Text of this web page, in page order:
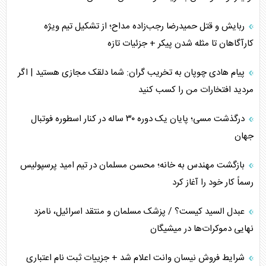
پشت‌پرده خشم ترامپ از رسانه‌های منتقد
چگونه مقاومت صحنه جنگ را تغییر می‌دهد؟
جنگ رمضان و معضل حضور نظامیان آمریکایی
تحلیل جامع پدیده تراستی‌ها
تأثیر جنگ ایران و آمریکا بر اقتصاد جهانی
اربعین، کابوس مشترک تل‌آویو-واشنگتن
ربایش و قتل حمیدرضا رجب‌زاده مداح؛ از تشکیل تیم ویژه
کارآگاهان تا مثله شدن پیکر + جزئیات تازه
پیام هادی چوپان به تخریب گران: شما دلقک مجازی هستید | اگر
مردید افتخارات من را کسب کنید
درگذشت مسی؛ پایان یک دوره ۳۰ ساله در کنار اسطوره فوتبال
جهان
بازگشت مهندس به خانه؛ محسن مسلمان در تیم امید پرسپولیس
رسماً کار خود را آغاز کرد
عبدل السید کیست؟ / پزشک مسلمان و منتقد اسرائیل، نامزد
نهایی دموکرات‌ها در میشیگان
شرایط فروش نیسان وانت اعلام شد + جزییات ثبت نام اعتباری